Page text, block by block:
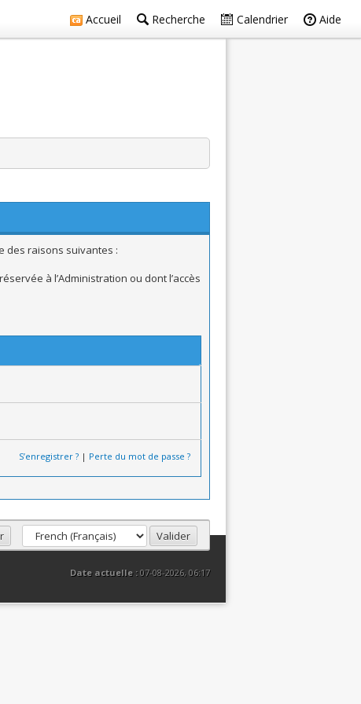
Accueil Recherche Calendrier Aide
des raisons suivantes :
à l’Administration ou dont l’accès
S’enregistrer ? | Perte du mot de passe ?
Date actuelle :07-08-2026, 06:17